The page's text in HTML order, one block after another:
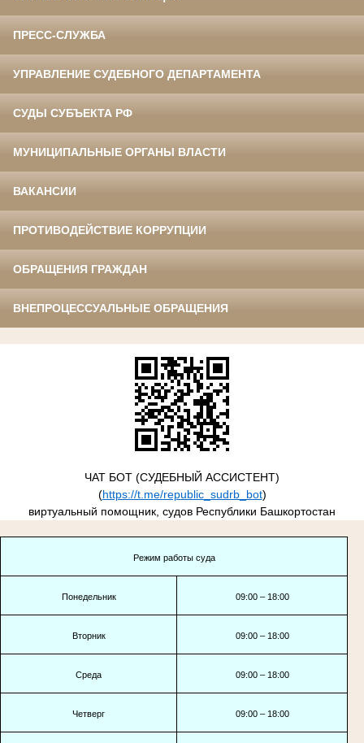
ПРЕСС-СЛУЖБА
УПРАВЛЕНИЕ СУДЕБНОГО ДЕПАРТАМЕНТА
СУДЫ СУБЪЕКТА РФ
МУНИЦИПАЛЬНЫЕ ОРГАНЫ ВЛАСТИ
ВАКАНСИИ
ПРОТИВОДЕЙСТВИЕ КОРРУПЦИИ
ОБРАЩЕНИЯ ГРАЖДАН
ВНЕПРОЦЕССУАЛЬНЫЕ ОБРАЩЕНИЯ
ЧАТ БОТ (СУДЕБНЫЙ АССИСТЕНТ)
(https://t.me/republic_sudrb_bot)
виртуальный помощник, судов Республики Башкортостан
Режим работы суда
Понедельник 09:00 – 18:00
Вторник 09:00 – 18:00
Среда 09:00 – 18:00
Четверг 09:00 – 18:00